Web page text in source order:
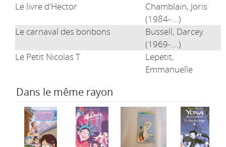
Le livre d'Hector
Chamblain, Joris
(1984-....)
Le carnaval des bonbons
Bussell, Darcey
(1969-....)
Le Petit Nicolas T
Lepetit,
Emmanuelle
Dans le même rayon